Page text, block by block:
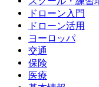
ドローン入門
ドローン活用
ヨーロッパ
交通
保険
医療